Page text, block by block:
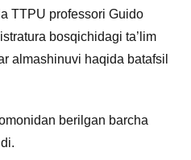
TTPU professori Guido
bosqichidagi ta’lim
almashinuvi haqida batafsil
berilgan barcha